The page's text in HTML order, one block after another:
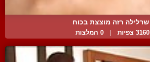
שרלילה רזה מוצצת בכוח
3160 צפיות 0 המלצות